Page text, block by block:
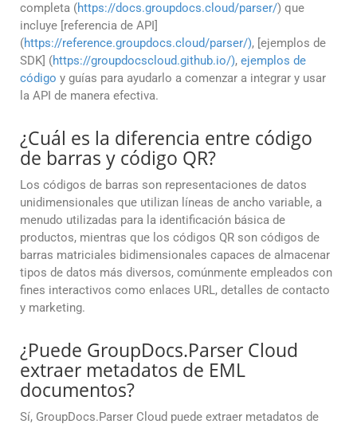
completa (https://docs.groupdocs.cloud/parser/) que
incluye [referencia de API]
(https://reference.groupdocs.cloud/parser/), [ejemplos de
SDK] (https://groupdocscloud.github.io/), ejemplos de
código y guías para ayudarlo a comenzar a integrar y usar
la API de manera efectiva.
¿Cuál es la diferencia entre código
de barras y código QR?
Los códigos de barras son representaciones de datos
unidimensionales que utilizan líneas de ancho variable, a
menudo utilizadas para la identificación básica de
productos, mientras que los códigos QR son códigos de
barras matriciales bidimensionales capaces de almacenar
tipos de datos más diversos, comúnmente empleados con
fines interactivos como enlaces URL, detalles de contacto
y marketing.
¿Puede GroupDocs.Parser Cloud
extraer metadatos de EML
documentos?
Sí, GroupDocs.Parser Cloud puede extraer metadatos de